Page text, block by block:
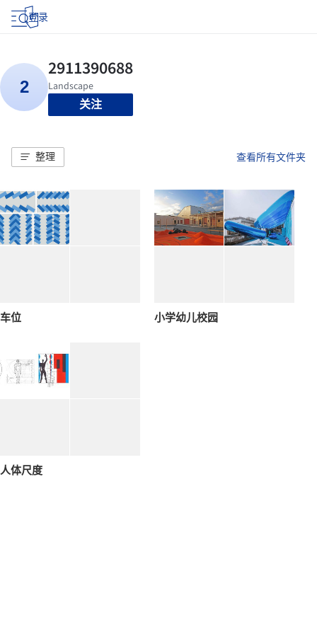
登录
关注
整理 查看所有文件夹
车位 小学幼儿校园
人体尺度